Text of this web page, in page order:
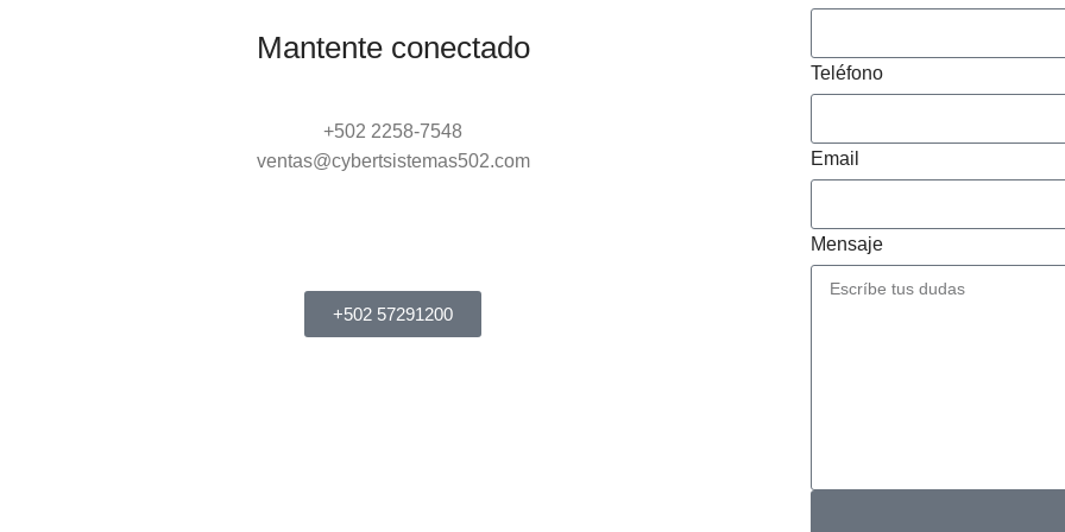
Mantente conectado
+502 2258-7548
ventas@cybertsistemas502.com
+502 57291200
Teléfono
Email
Mensaje